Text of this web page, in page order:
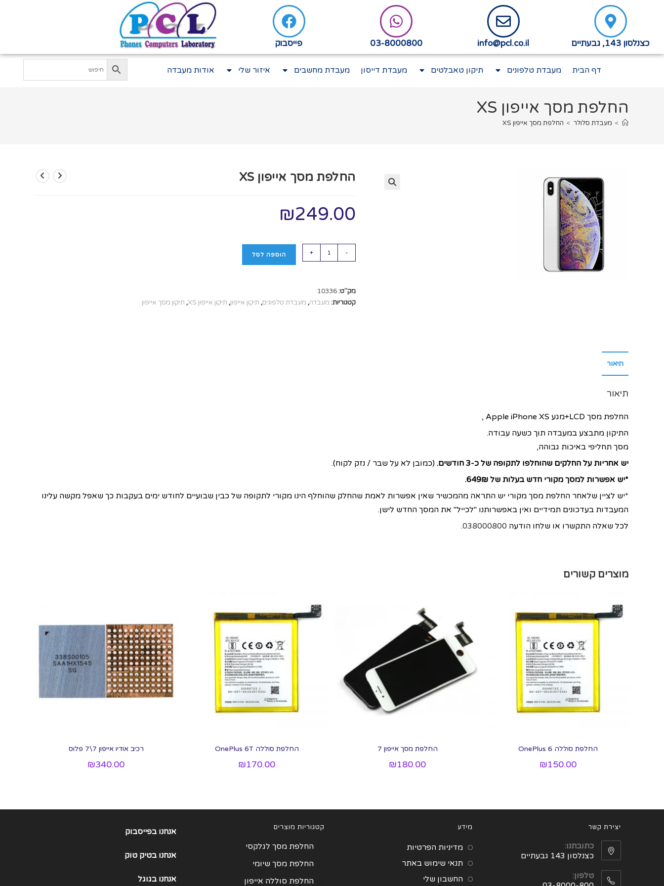
כצנלסון 143, גבעתיים info@pcl.co.il
03-8000800 פייסבוק
דף הבית מעבדת טלפונים תיקון טאבלטים מעבדת דייסון מעבדת מחשבים איזור שלי אודות מעבדה
החלפת מסך אייפון XS
> מעבדת סלולר > החלפת מסך אייפון XS
החלפת מסך אייפון XS
₪249.00
-
+ הוספה לסל
מק"ט: 10336
קטגוריות: מעבדה, מעבדת טלפונים, תיקון אייפון, תיקון אייפון XS , תיקון מסך אייפון
תיאור
תיאור
החלפת מסך LCD+מגע Apple iPhone XS ,
התיקון מתבצע במעבדה תוך כשעה עבודה.
מסך תחליפי באיכות גבוהה,
יש אחריות על החלקים שהוחלפו לתקופה של כ-3 חודשים.
(כמובן לא על שבר / נזק לקוח).
*יש אפשרות למסך מקורי חדש בעלות של 649₪.
*יש לציין שלאחר החלפת מסך מקורי יש התראה מהמכשיר שאין אפשרות לאמת שהחלק שהוחלף הינו מקורי לתקופה של כבין שבועיים לחודש ימים בעקבות כך שאפל מקשה עלינו
המעבדות בעדכונים תמידיים ואין באפשרותנו "לכייל" את המסך החדש לישן.
לכל שאלה התקשרו או שלחו הודעה 038000800
.
מוצרים קשורים
החלפת סוללה OnePlus 6
₪150.00
החלפת מסך אייפון 7
₪180.00
החלפת סוללה OnePlus 6T
₪170.00
רכיב אודיו אייפון 7\7 פלוס
₪340.00
יצירת קשר
כתובתנו:
כצנלסון 143 גבעתיים
טלפון:
מידע
מדיניות הפרטיות
תנאי שימוש באתר
החשבון שלי
קטגוריות מוצרים
החלפת מסך לגלקסי
החלפת מסך שיומי
החלפת סוללה אייפון
אנחנו בפייסבוק
אנחנו בטיק טוק
אנחנובגוגל